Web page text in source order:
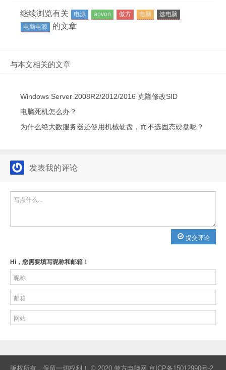
继续浏览有关 电源 aovon 傲方 电脑
选电脑
电脑电源
的文章
与本文相关的文章
Windows Server 2008R2/2012/2016 克隆修改SID
电脑死机怎么办？
为什么绝大数服务器还使用机械硬盘，而不选固态硬盘呢？
发表我的评论
提交评论
Hi，您需要填写昵称和邮箱！
版权所有，保留一切权利！ © 2020 傲方电脑网 京ICP备15012990号-2